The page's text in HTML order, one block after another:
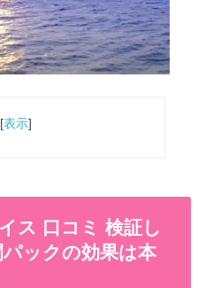
[表示]
ス 口コミ 検証し
ックの効果は本